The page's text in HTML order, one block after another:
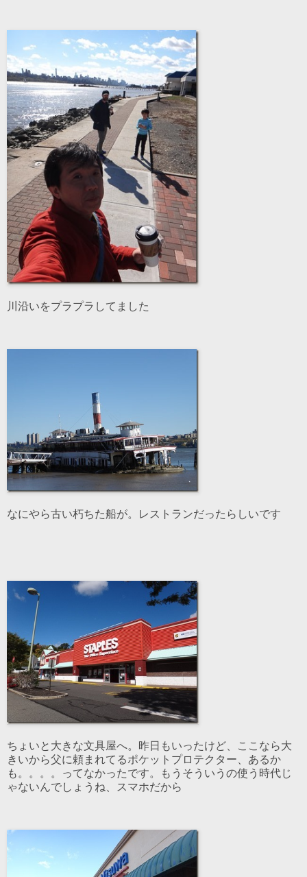
川沿いをプラプラしてました
なにやら古い朽ちた船が。レストランだったらしいです
ちょいと大きな文具屋へ。昨日もいったけど、ここなら大
きいから父に頼まれてるポケットプロテクター、あるか
も。。。。ってなかったです。もうそういうの使う時代じ
ゃないんでしょうね、スマホだから